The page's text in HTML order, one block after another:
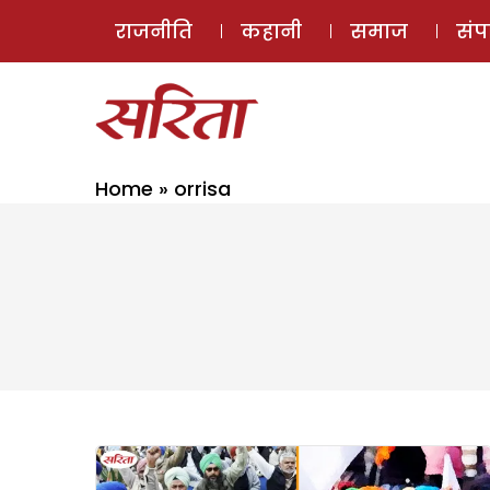
राजनीति कहानी समाज
Home » orrisa